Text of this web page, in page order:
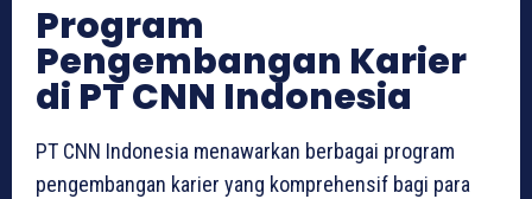
Program
Pengembangan Karier
di PT CNN Indonesia
PT CNN Indonesia menawarkan berbagai program
pengembangan karier yang komprehensif bagi para